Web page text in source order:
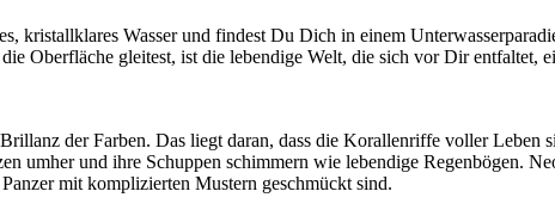
kristallklares Wasser und findest Du Dich in einem
Oberfläche gleitest, ist die lebendige Welt, die sich vor Dir
der Farben. Das liegt daran, dass die Korallenriffe voller Leben
umher und ihre Schuppen schimmern wie lebendige Regenbögen.
mit komplizierten Mustern geschmückt sind.